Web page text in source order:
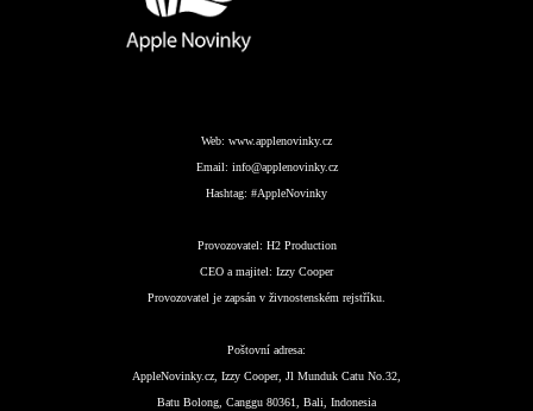
Web: www.applenovinky.cz
Email: info@applenovinky.cz
Hashtag: #AppleNovinky
Provozovatel: H2 Production
CEO a majitel: Izzy Cooper
Provozovatel je zapsán v živnostenském rejstříku.
Poštovní adresa:
AppleNovinky.cz, Izzy Cooper, Jl Munduk Catu No.32,
Batu Bolong, Canggu 80361, Bali, Indonesia